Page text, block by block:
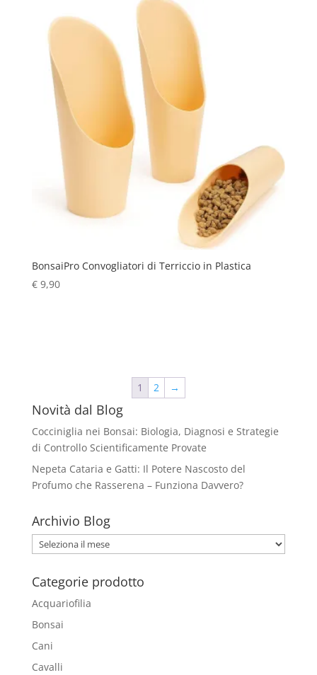
BonsaiPro Convogliatori di Terriccio in Plastica
€9,90
1 2 →
Novità dal Blog
Cocciniglia nei Bonsai: Biologia, Diagnosi e Strategie
di Controllo Scientificamente Provate
Nepeta Cataria e Gatti: Il Potere Nascosto del
Profumo che Rasserena – Funziona Davvero?
Archivio Blog
Archivio
Blog
Categorie prodotto
Acquariofilia
Bonsai
Cani
Cavalli